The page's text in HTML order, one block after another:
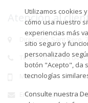
Atención al
Dirección. Sant Pere,
Teléfono. 965 84 04 00
Móvil.
Email.
Utilizamos cookies
cómo usa nuestro
experiencias más
sitio seguro y
personalizado
botón "Acepto", da
tecnologías
Consulte nuestra